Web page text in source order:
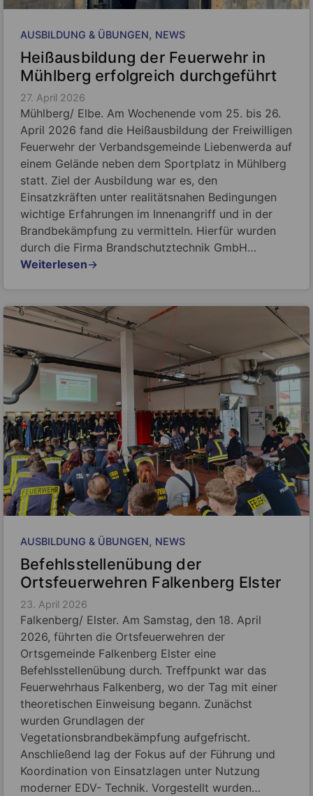
AUSBILDUNG & ÜBUNGEN, NEWS
Heißausbildung der Feuerwehr in
Mühlberg erfolgreich durchgeführt
27. April 2026
Mühlberg/ Elbe. Am Wochenende vom 25. bis 26.
April 2026 fand die Heißausbildung der Freiwilligen
Feuerwehr der Verbandsgemeinde Liebenwerda auf
einem Gelände neben dem Sportplatz in Mühlberg
statt. Ziel der Ausbildung war es, den
Einsatzkräften unter realitätsnahen Bedingungen
wichtige Erfahrungen im Innenangriff und in der
Brandbekämpfung zu vermitteln. Hierfür wurden
durch die Firma Brandschutztechnik GmbH…
Weiterlesen→
AUSBILDUNG & ÜBUNGEN, NEWS
Befehlsstellenübung der
Ortsfeuerwehren Falkenberg Elster
23. April 2026
Falkenberg/ Elster. Am Samstag, den 18. April
2026, führten die Ortsfeuerwehren der
Ortsgemeinde Falkenberg Elster eine
Befehlsstellenübung durch. Treffpunkt war das
Feuerwehrhaus Falkenberg, wo der Tag mit einer
theoretischen Einweisung begann. Zunächst
wurden Grundlagen der
Vegetationsbrandbekämpfung aufgefrischt.
Anschließend lag der Fokus auf der Führung und
Koordination von Einsatzlagen unter Nutzung
moderner EDV- Technik. Vorgestellt wurden…